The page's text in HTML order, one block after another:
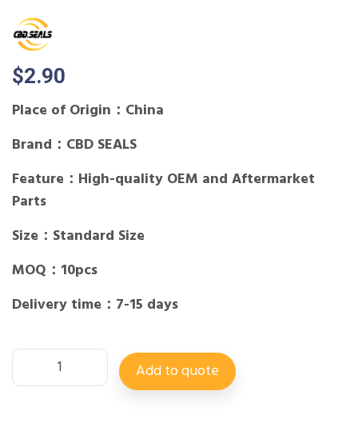
$2.90
Place of Origin：China
Brand：CBD SEALS
Feature：High-quality OEM and Aftermarket
Parts
Size：Standard Size
MOQ：10pcs
Delivery time：7-15 days
Add to quote